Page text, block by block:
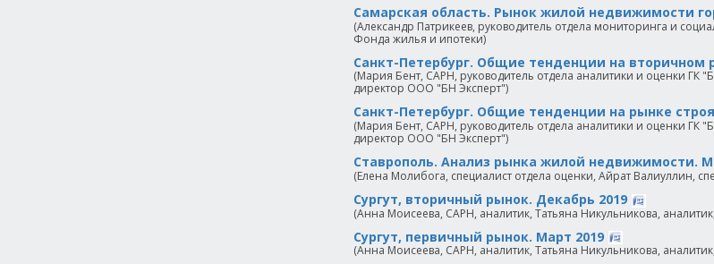
Самарская область. Рынок жилой недвижимости
(Александр Патрикеев, руководитель отдела мониторинга и
Фонда жилья и ипотеки)
Санкт-Петербург. Общие тенденции на вторичном
(Мария Бент, САРН, руководитель отдела аналитики и оценки ГК
директор ООО "БН Эксперт")
Санкт-Петербург. Общие тенденции на рынке
(Мария Бент, САРН, руководитель отдела аналитики и оценки ГК
директор ООО "БН Эксперт")
Ставрополь. Анализ рынка жилой недвижимости.
(Елена Молибога, специалист отдела оценки, Айрат Валиуллин,
Сургут, вторичный рынок. Декабрь 2019
(Анна Моисеева, САРН, аналитик, Татьяна Никульникова,
Сургут, первичный рынок. Март 2019
(Анна Моисеева, САРН, аналитик, Татьяна Никульникова,